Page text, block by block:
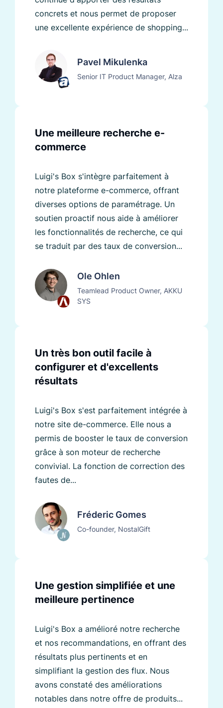
concrets et nous permet de proposer
une excellente expérience de shopping...
Pavel Mikulenka
Senior IT Product Manager, Alza
Une meilleure recherche e-
commerce
Luigi's Box s'intègre parfaitement à
notre plateforme e-commerce, offrant
diverses options de paramétrage. Un
soutien proactif nous aide à améliorer
les fonctionnalités de recherche, ce qui
se traduit par des taux de conversion...
Ole Ohlen
Teamlead Product Owner, AKKU
SYS
Un très bon outil facile à
configurer et d'excellents
résultats
Luigi's Box s'est parfaitement intégrée à
notre site de-commerce. Elle nous a
permis de booster le taux de conversion
grâce à son moteur de recherche
convivial. La fonction de correction des
fautes de...
Fréderic Gomes
Co-founder, NostalGift
Une gestion simplifiée et une
meilleure pertinence
Luigi's Box a amélioré notre recherche
et nos recommandations, en offrant des
résultats plus pertinents et en
simplifiant la gestion des flux. Nous
avons constaté des améliorations
notables dans notre offre de produits...